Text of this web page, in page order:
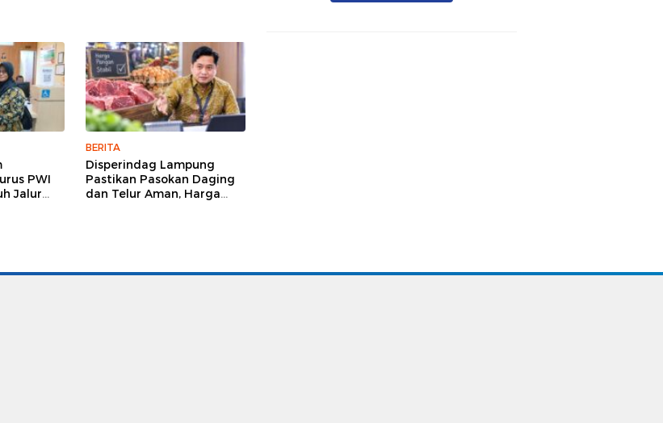
PWI
Jalur
BERITA
Disperindag Lampung
Pastikan Pasokan Daging
dan Telur Aman, Harga